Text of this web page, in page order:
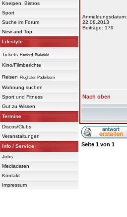
Kneipen, Bistros
Sport
Suche im Forum
New and Top
Lifestyle
Tickets Herford Bielefeld
Kino/Filmberichte
Reisen Flughafen Paderborn
Wohnung suchen
Sport und Fitness
Gut zu Wissen
Termine
Discos/Clubs
Veranstaltungen
Info / Service
Jobs
Mediadaten
Kontakt
Impressum
Anmeldungsdatum:
22.08.2013
Beiträge: 179
Nach oben
Seite 1 von 1